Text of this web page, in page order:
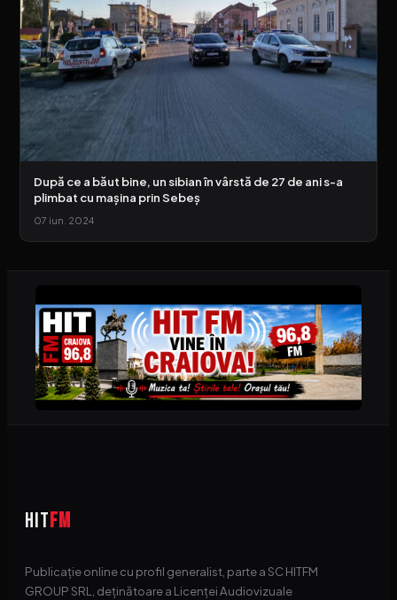
După ce a băut bine, un sibian în vârstă de 27 de ani s-a
plimbat cu mașina prin Sebeș
07 iun. 2024
HITFM
Publicație online cu profil generalist, parte a SC HITFM
GROUP SRL, deținătoare a Licenței Audiovizuale